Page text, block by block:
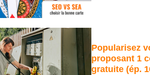
Popularisez
proposant 1
gratuite (ép.